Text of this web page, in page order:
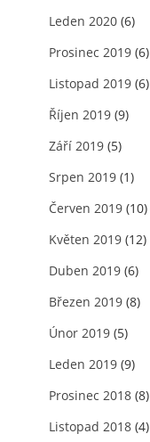
Leden 2020 (6)
Prosinec 2019 (6)
Listopad 2019 (6)
Říjen 2019 (9)
Září 2019 (5)
Srpen 2019 (1)
Červen 2019 (10)
Květen 2019 (12)
Duben 2019 (6)
Březen 2019 (8)
Únor 2019 (5)
Leden 2019 (9)
Prosinec 2018 (8)
Listopad 2018 (4)